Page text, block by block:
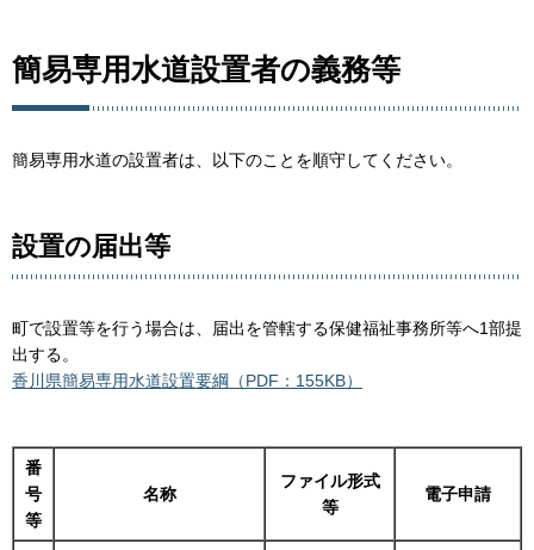
簡易専用水道設置者の義務等
簡易専用水道の設置者は、以下のことを順守してください。
設置の届出等
町で設置等を行う場合は、届出を管轄する保健福祉事務所等へ1部提
出する。
香川県簡易専用水道設置要綱（PDF：155KB）
番
号
等
名称
ファイル形式
等
電子申請